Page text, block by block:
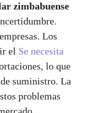
zimbabuense
Los
el Se necesita
lo que
suministro. La
problemas